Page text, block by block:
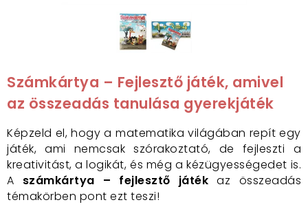
Számkártya – Fejlesztő játék, amivel
az összeadás tanulása gyerekjáték
Képzeld el, hogy a matematika világában repít egy
játék, ami nemcsak szórakoztató, de fejleszti a
kreativitást, a logikát, és még a kézügyességedet is.
A számkártya – fejlesztő játék az összeadás
témakörben pont ezt teszi!